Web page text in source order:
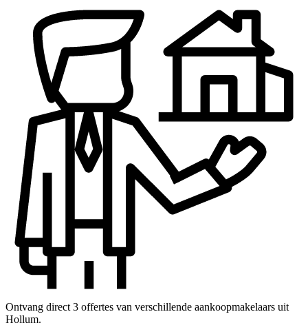
Ontvang direct 3 offertes van verschillende aankoopmakelaars uit
Hollum.